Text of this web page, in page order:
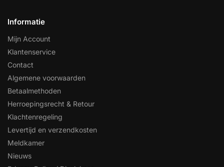
Merken
Outlet
Help &
service
Informatie
Mijn Account
Klantenservice
Contact
Algemene voorwaarden
Betaalmethoden
Herroepingsrecht & Retour
Klachtenregeling
Levertijd en verzendkosten
Meldkamer
Nieuws